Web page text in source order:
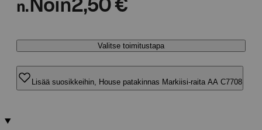
n. Noin2,50 €
Valitse toimitustapa
Lisää suosikkeihin, House patakinnas Markiisi-raita AA C7708